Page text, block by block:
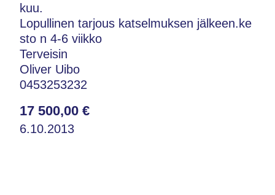
kuu.
Lopullinen tarjous katselmuksen jälkeen.ke
sto n 4-6 viikko
Terveisin
Oliver Uibo
0453253232
17 500,00 €
6.10.2013